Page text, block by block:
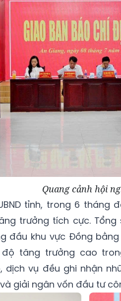
Quang cảnh hội
tỉnh, trong 6 tháng
trưởng tích cực. Tổng
đầu khu vực Đồng
tăng trưởng cao
dịch vụ đều ghi nhận
giải ngân vốn đầu tư